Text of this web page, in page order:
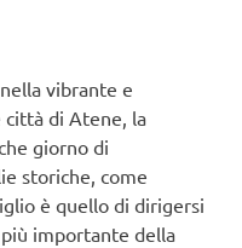
vibrante e
di Atene, la
giorno di
storiche, come
è quello di dirigersi
importante della